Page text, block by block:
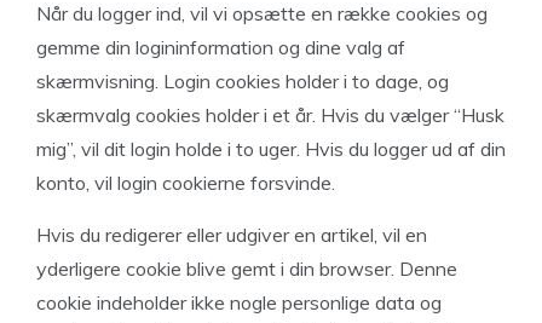
Når du logger ind, vil vi opsætte en række cookies og
gemme din logininformation og dine valg af
skærmvisning. Login cookies holder i to dage, og
skærmvalg cookies holder i et år. Hvis du vælger “Husk
mig”, vil dit login holde i to uger. Hvis du logger ud af din
konto, vil login cookierne forsvinde.
Hvis du redigerer eller udgiver en artikel, vil en
yderligere cookie blive gemt i din browser. Denne
cookie indeholder ikke nogle personlige data og